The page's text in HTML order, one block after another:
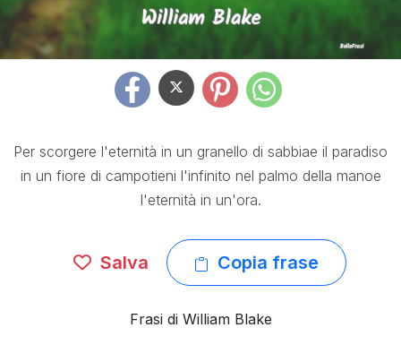
Per scorgere l'eternità in un granello di sabbiae il paradiso
in un fiore di campotieni l'infinito nel palmo della manoe
l'eternità in un'ora.
Salva Copia frase
Frasi di William Blake